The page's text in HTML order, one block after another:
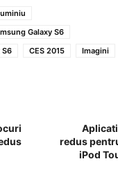
Galaxy S6
S6
CES 2015 Imagini
redus
iPod